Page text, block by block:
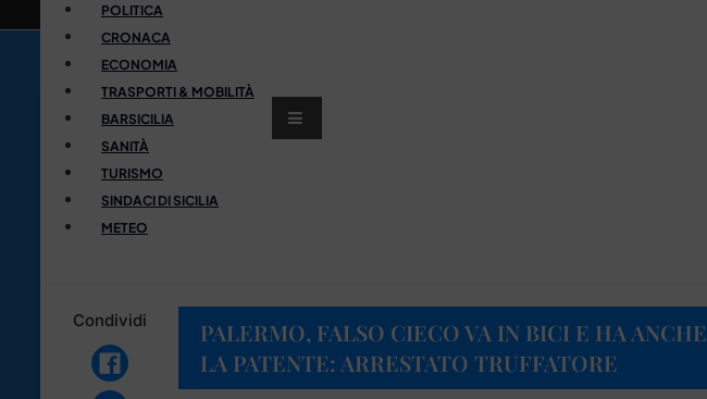
POLITICA
CRONACA
ECONOMIA
TRASPORTI & MOBILITÀ
BARSICILIA
SANITÀ
TURISMO
SINDACI DI SICILIA
METEO
Condividi
PALERMO, FALSO CIECO VA IN BICI E HA ANCHE
LA PATENTE: ARRESTATO TRUFFATORE